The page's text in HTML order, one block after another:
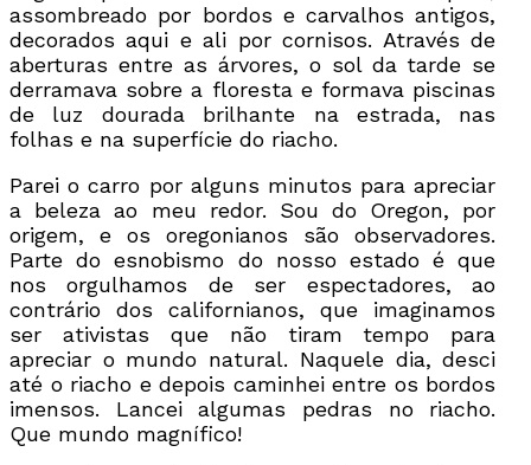
assombreado por bordos e carvalhos antigos,
decorados aqui e ali por cornisos. Através de
aberturas entre as árvores, o sol da tarde se
derramava sobre a floresta e formava piscinas
de luz dourada brilhante na estrada, nas
folhas e na superfície do riacho.
Parei o carro por alguns minutos para apreciar
a beleza ao meu redor. Sou do Oregon, por
origem, e os oregonianos são observadores.
Parte do esnobismo do nosso estado é que
nos orgulhamos de ser espectadores, ao
contrário dos californianos, que imaginamos
ser ativistas que não tiram tempo para
apreciar o mundo natural. Naquele dia, desci
até o riacho e depois caminhei entre os bordos
imensos. Lancei algumas pedras no riacho.
Que mundo magnífico!